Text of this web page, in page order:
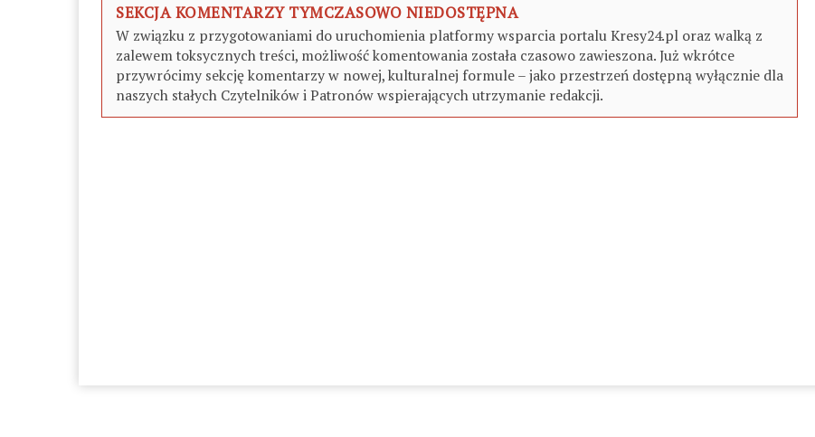
SEKCJA KOMENTARZY TYMCZASOWO NIEDOSTĘPNA
W związku z przygotowaniami do uruchomienia platformy wsparcia portalu Kresy24.pl oraz walką z
zalewem toksycznych treści, możliwość komentowania została czasowo zawieszona. Już wkrótce
przywrócimy sekcję komentarzy w nowej, kulturalnej formule – jako przestrzeń dostępną wyłącznie dla
naszych stałych Czytelników i Patronów wspierających utrzymanie redakcji.